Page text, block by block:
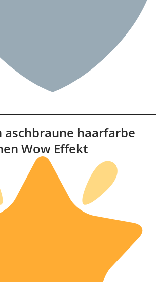
aschbraune haarfarbe
Wow Effekt